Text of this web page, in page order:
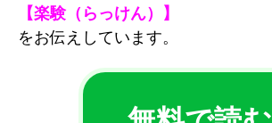
【楽験（らっけん）】
をお伝えしています。